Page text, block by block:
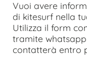
Vuoi avere
di kitesurf nella
Utilizza il form
tramite
contatterà entro